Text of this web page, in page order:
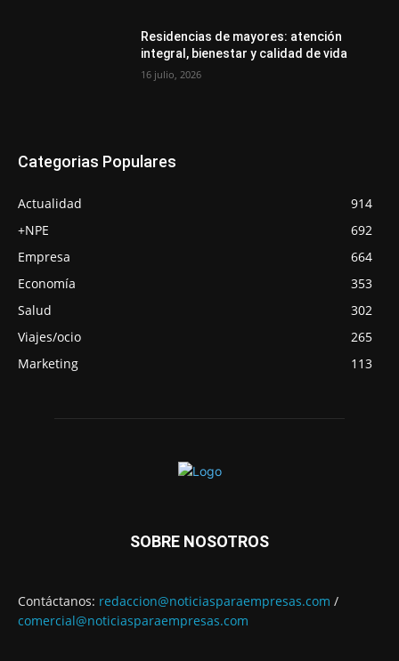
Residencias de mayores: atención
integral, bienestar y calidad de vida
16 julio, 2026
Categorias Populares
Actualidad
914
+NPE
692
Empresa
664
Economía
353
Salud
302
Viajes/ocio
265
Marketing
113
SOBRE NOSOTROS
Contáctanos: redaccion@noticiasparaempresas.com /
comercial@noticiasparaempresas.com